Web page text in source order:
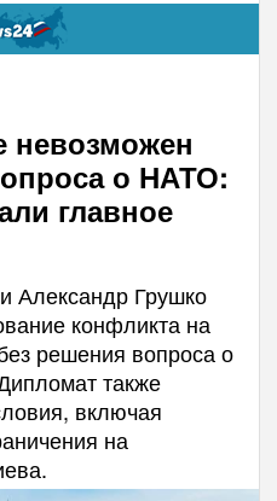
невозможен
о НАТО:
главное
Александр Грушко
конфликта на
решения вопроса о
также
включая
на